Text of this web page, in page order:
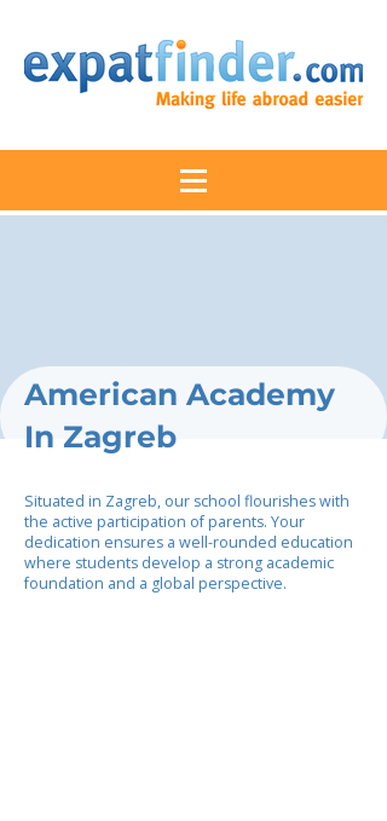
American Academy
In Zagreb
Situated in Zagreb, our school flourishes with
the active participation of parents. Your
dedication ensures a well-rounded education
where students develop a strong academic
foundation and a global perspective.